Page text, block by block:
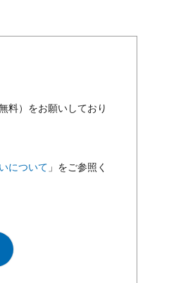
料）をお願いしており
について 」をご参照く